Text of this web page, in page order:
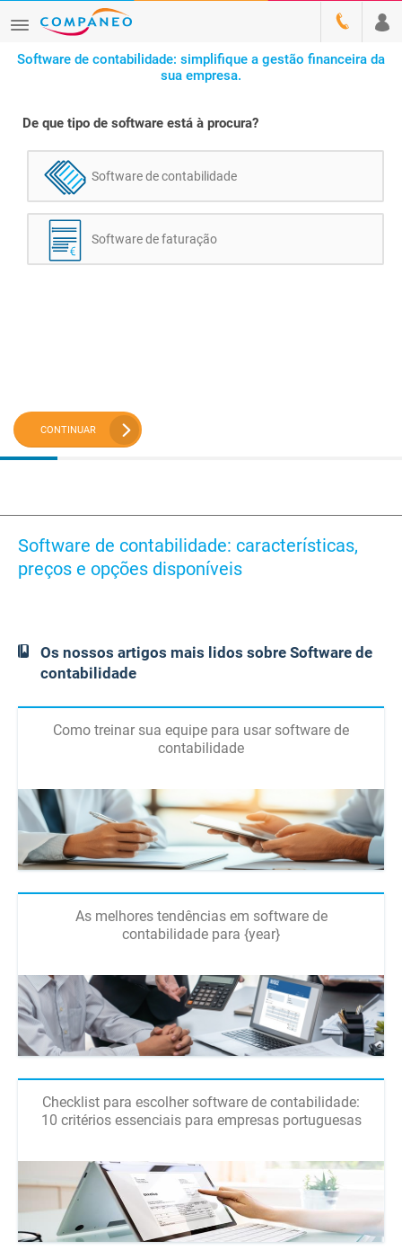
Software de contabilidade: simplifique a gestão financeira da
sua empresa.
De que tipo de software está à procura?
Software de contabilidade
Software de faturação
CONTINUAR
Software de contabilidade: características,
preços e opções disponíveis
Os nossos artigos mais lidos sobre Software de
contabilidade
Como treinar sua equipe para usar software de
contabilidade
As melhores tendências em software de
contabilidade para {year}
Checklist para escolher software de contabilidade:
10 critérios essenciais para empresas portuguesas